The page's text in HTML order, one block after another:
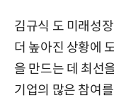
김규식 도 미래성
더 높아진 상황에
을 만드는 데 최선
기업의 많은 참여